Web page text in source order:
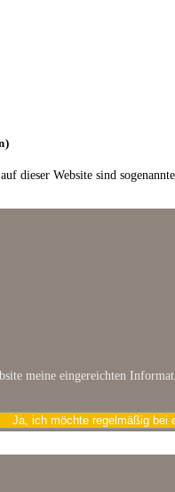
dieser Website sind
meine eingereichten
Ja, ich möchte regelmäßig bei